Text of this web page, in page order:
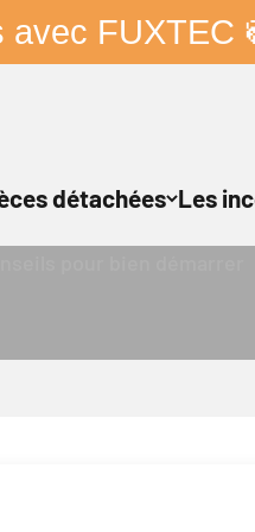
FUXTEC
détachées Les